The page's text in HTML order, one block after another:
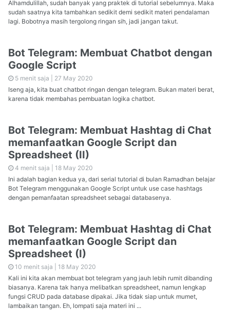
Alhamdulillah, sudah banyak yang praktek di tutorial sebelumnya. Maka
sudah saatnya kita tambahkan sedikit demi sedikit materi pendalaman
lagi. Bobotnya masih tergolong ringan sih, jadi jangan takut.
Bot Telegram: Membuat Chatbot dengan
Google Script
5 menit saja | 27 May 2020
Iseng aja, kita buat chatbot ringan dengan telegram. Bukan materi berat,
karena tidak membahas pembuatan logika chatbot.
Bot Telegram: Membuat Hashtag di Chat
memanfaatkan Google Script dan
Spreadsheet (II)
4 menit saja | 18 May 2020
Ini adalah bagian kedua ya, dari serial tutorial di bulan Ramadhan belajar
Bot Telegram menggunakan Google Script untuk use case hashtags
dengan pemanfaatan spreadsheet sebagai databasenya.
Bot Telegram: Membuat Hashtag di Chat
memanfaatkan Google Script dan
Spreadsheet (I)
10 menit saja | 18 May 2020
Kali ini kita akan membuat bot telegram yang jauh lebih rumit dibanding
biasanya. Karena tak hanya melibatkan spreadsheet, namun lengkap
fungsi CRUD pada database dipakai. Jika tidak siap untuk mumet,
lambaikan tangan. Eh, lompati saja materi ini ...